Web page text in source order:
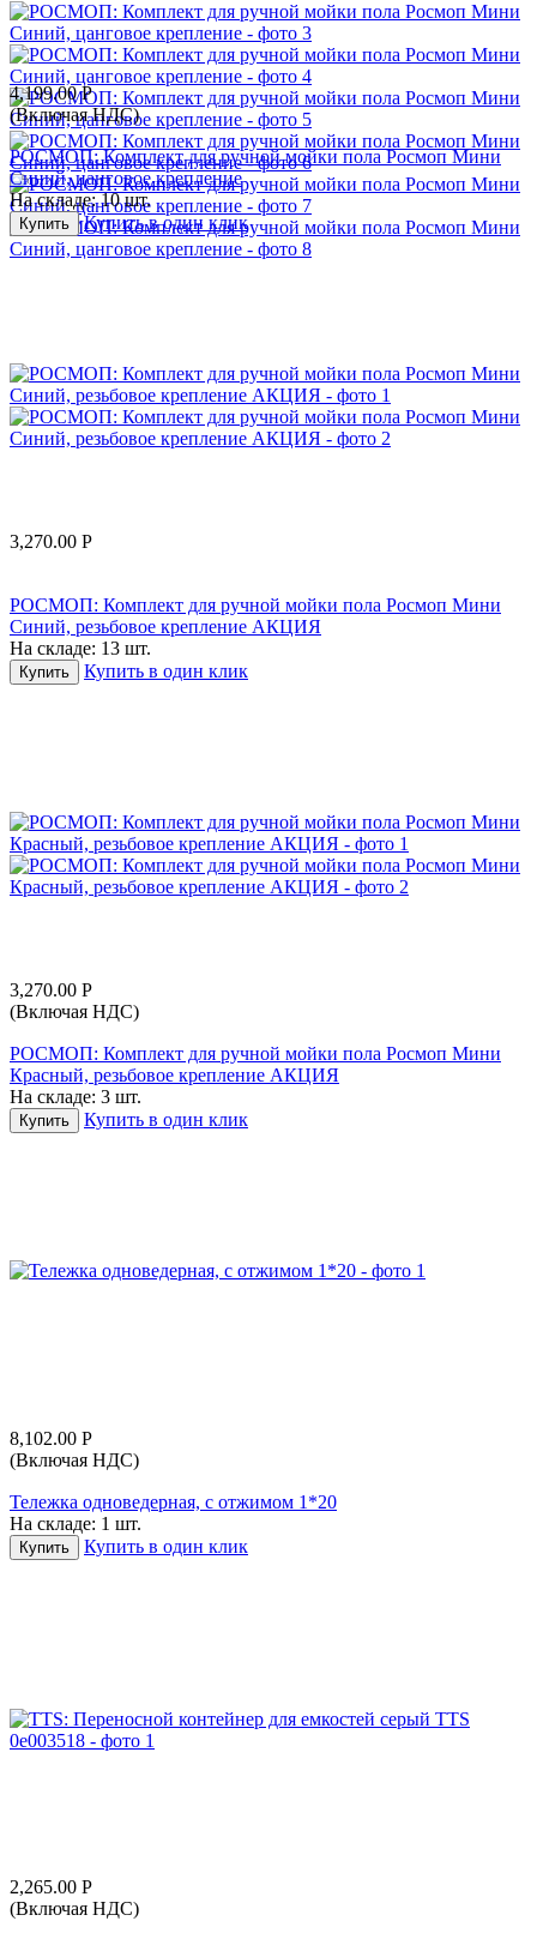
4,199.00 Р
(Включая НДС)
РОСМОП: Комплект для ручной мойки пола Росмоп Мини
Синий, цанговое крепление
На складе: 10 шт.
Купить Купить в один клик
3,270.00 Р
РОСМОП: Комплект для ручной мойки пола Росмоп Мини
Синий, резьбовое крепление АКЦИЯ
На складе: 13 шт.
Купить Купить в один клик
3,270.00 Р
(Включая НДС)
РОСМОП: Комплект для ручной мойки пола Росмоп Мини
Красный, резьбовое крепление АКЦИЯ
На складе: 3 шт.
Купить Купить в один клик
8,102.00 Р
(Включая НДС)
Тележка одноведерная, с отжимом 1*20
На складе: 1 шт.
Купить Купить в один клик
2,265.00 Р
(Включая НДС)